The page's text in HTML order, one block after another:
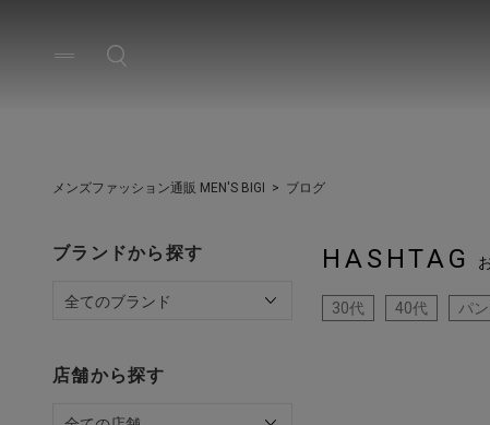
メンズファッション通販 MEN'S BIGI ブログ
ブランドから探す
店舗から探す
HASHTAG
30代 40代 パ